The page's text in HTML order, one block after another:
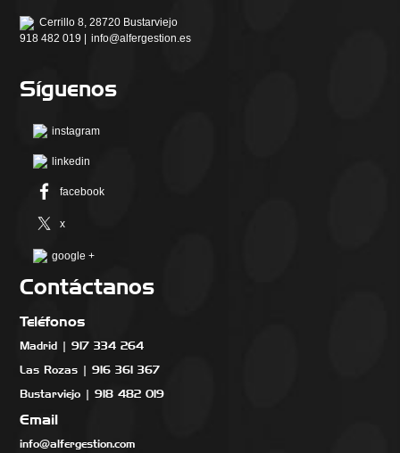
Cerrillo 8, 28720 Bustarviejo
918 482 019 |
info@alfergestion.es
Síguenos
instagram
linkedin
facebook
x
google +
Contáctanos
Teléfonos
Madrid | 917 334 264
Las Rozas | 916 361 367
Bustarviejo | 918 482 019
Email
info@alfergestion.com